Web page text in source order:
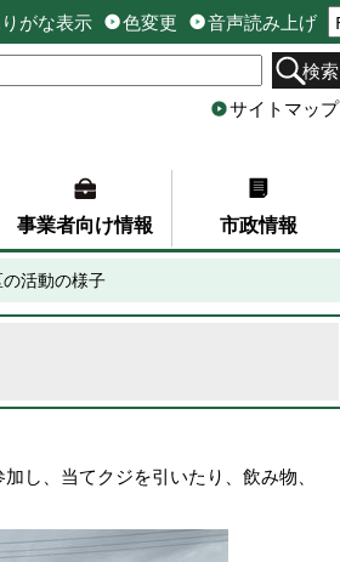
がな表示 色変更
音声読み上げ
検索
サイトマップ
事業者向け情報 市政情報
の活動の様子
し、当てクジを引いたり、飲み物、